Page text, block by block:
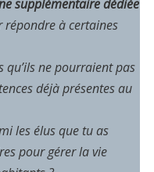
supplémentaire dédiée
à certaines
qu’ils ne pourraient pas
déjà présentes au
les élus que tu as
pour gérer la vie